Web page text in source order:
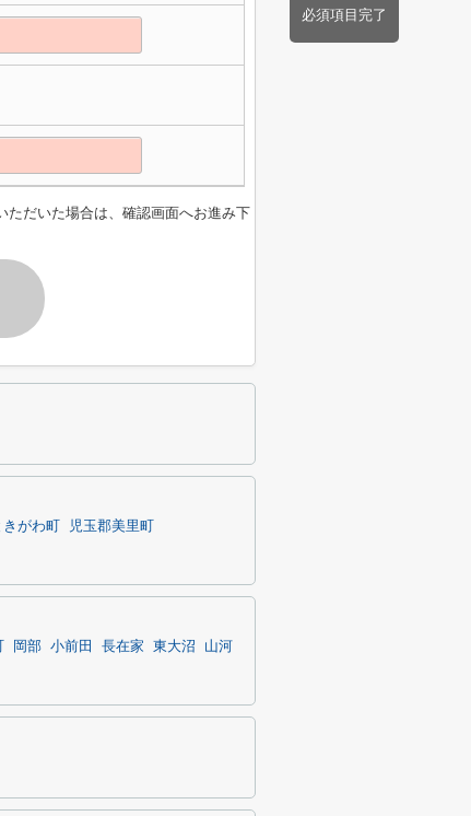
必須項目完了
ただいた場合は、確認画面へお進み下
がわ町
児玉郡美里町
岡部 小前田 長在家 東大沼
山河